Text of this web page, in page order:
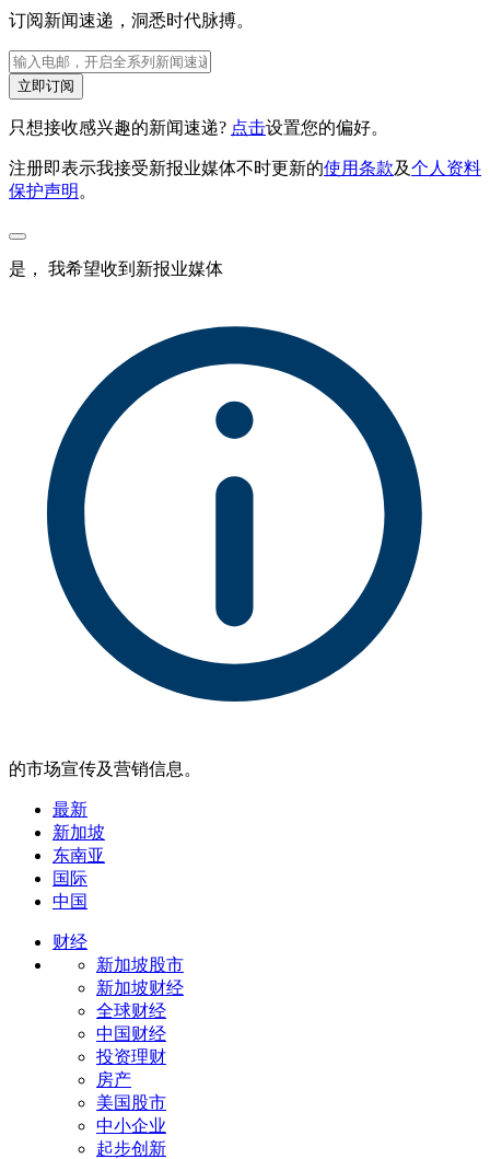
订阅新闻速递，洞悉时代脉搏。
立即订阅
只想接收感兴趣的新闻速递? 点击设置您的偏好。
注册即表示我接受新报业媒体不时更新的使用条款及个人资料
保护声明 。
是， 我希望收到新报业媒体
的市场宣传及营销信息。
最新
新加坡
东南亚
国际
中国
财经
新加坡股市
新加坡财经
全球财经
中国财经
投资理财
房产
美国股市
中小企业
起步创新